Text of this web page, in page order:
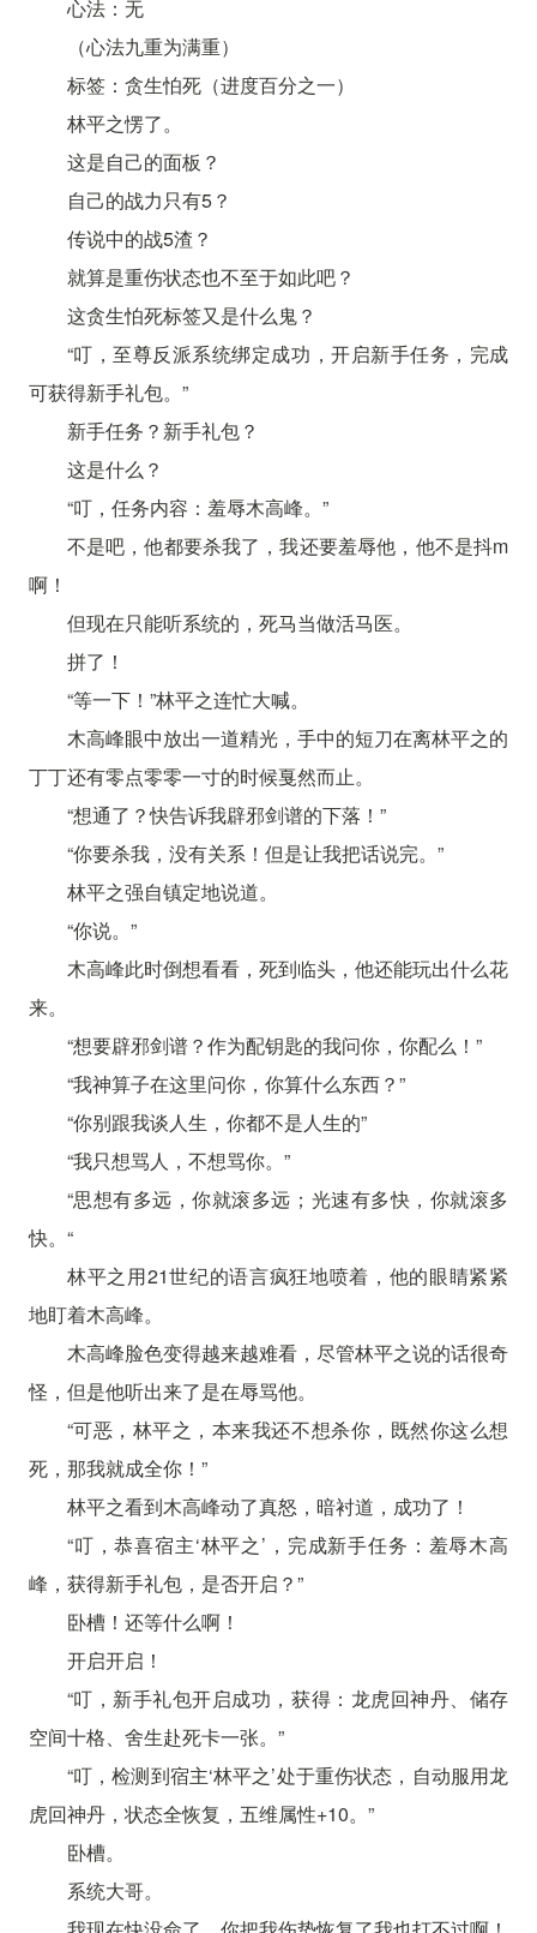
心法：无
（心法九重为满重）
标签：贪生怕死（进度百分之一）
林平之愣了。
这是自己的面板？
自己的战力只有5？
传说中的战5渣？
就算是重伤状态也不至于如此吧？
这贪生怕死标签又是什么鬼？
“叮，至尊反派系统绑定成功，开启新手任务，完成
可获得新手礼包。”
新手任务？新手礼包？
这是什么？
“叮，任务内容：羞辱木高峰。”
不是吧，他都要杀我了，我还要羞辱他，他不是抖m
啊！
但现在只能听系统的，死马当做活马医。
拼了！
“等一下！”林平之连忙大喊。
木高峰眼中放出一道精光，手中的短刀在离林平之的
丁丁还有零点零零一寸的时候戛然而止。
“想通了？快告诉我辟邪剑谱的下落！”
“你要杀我，没有关系！但是让我把话说完。”
林平之强自镇定地说道。
“你说。”
木高峰此时倒想看看，死到临头，他还能玩出什么花
来。
“想要辟邪剑谱？作为配钥匙的我问你，你配么！”
“我神算子在这里问你，你算什么东西？”
“你别跟我谈人生，你都不是人生的”
“我只想骂人，不想骂你。”
“思想有多远，你就滚多远；光速有多快，你就滚多
快。“
林平之用21世纪的语言疯狂地喷着，他的眼睛紧紧
地盯着木高峰。
木高峰脸色变得越来越难看，尽管林平之说的话很奇
怪，但是他听出来了是在辱骂他。
“可恶，林平之，本来我还不想杀你，既然你这么想
死，那我就成全你！”
林平之看到木高峰动了真怒，暗衬道，成功了！
“叮，恭喜宿主‘林平之’，完成新手任务：羞辱木高
峰，获得新手礼包，是否开启？”
卧槽！还等什么啊！
开启开启！
“叮，新手礼包开启成功，获得：龙虎回神丹、储存
空间十格、舍生赴死卡一张。”
“叮，检测到宿主‘林平之’处于重伤状态，自动服用龙
虎回神丹，状态全恢复，五维属性+10。”
卧槽。
系统大哥。